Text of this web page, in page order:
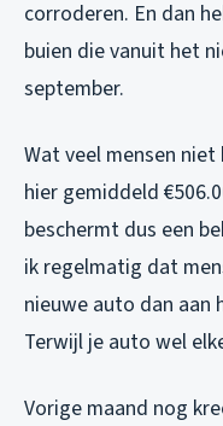
corroderen. En dan
buien die vanuit het
september.
Wat veel mensen
hier gemiddeld
beschermt dus een
ik regelmatig dat
nieuwe auto dan aan
Terwijl je auto wel
Vorige maand nog